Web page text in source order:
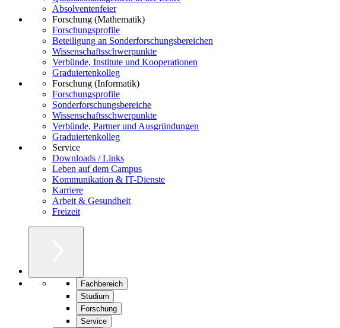
Absolventenfeier
Forschung (Mathematik)
Forschungsprofile
Beteiligung an Sonderforschungsbereichen
Wissenschaftsschwerpunkte
Verbünde, Institute und Kooperationen
Graduiertenkolleg
Forschung (Informatik)
Forschungsprofile
Sonderforschungsbereiche
Wissenschaftsschwerpunkte
Verbünde, Partner und Ausgründungen
Graduiertenkolleg
Service
Downloads / Links
Leben auf dem Campus
Kommunikation & IT-Dienste
Karriere
Arbeit & Gesundheit
Freizeit
Fachbereich
Studium
Forschung
Service